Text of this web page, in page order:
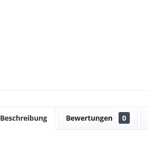
Beschreibung Bewertungen 0